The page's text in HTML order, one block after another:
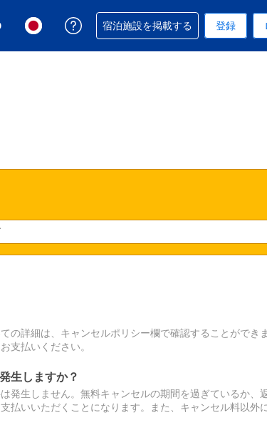
通貨を選択. 現在選択中の表示通貨はUSドルです
言語を選択. 現在選択中の言語は日本語です
予約に関するサポートを受けられま
宿泊施設を掲載する 登録
の詳細は、キャンセルポリシー欄で確認することができ
支払いください。
生しますか？
発生しません。無料キャンセルの期間を過ぎているか、
払いいただくことになります。また、キャンセル料以外